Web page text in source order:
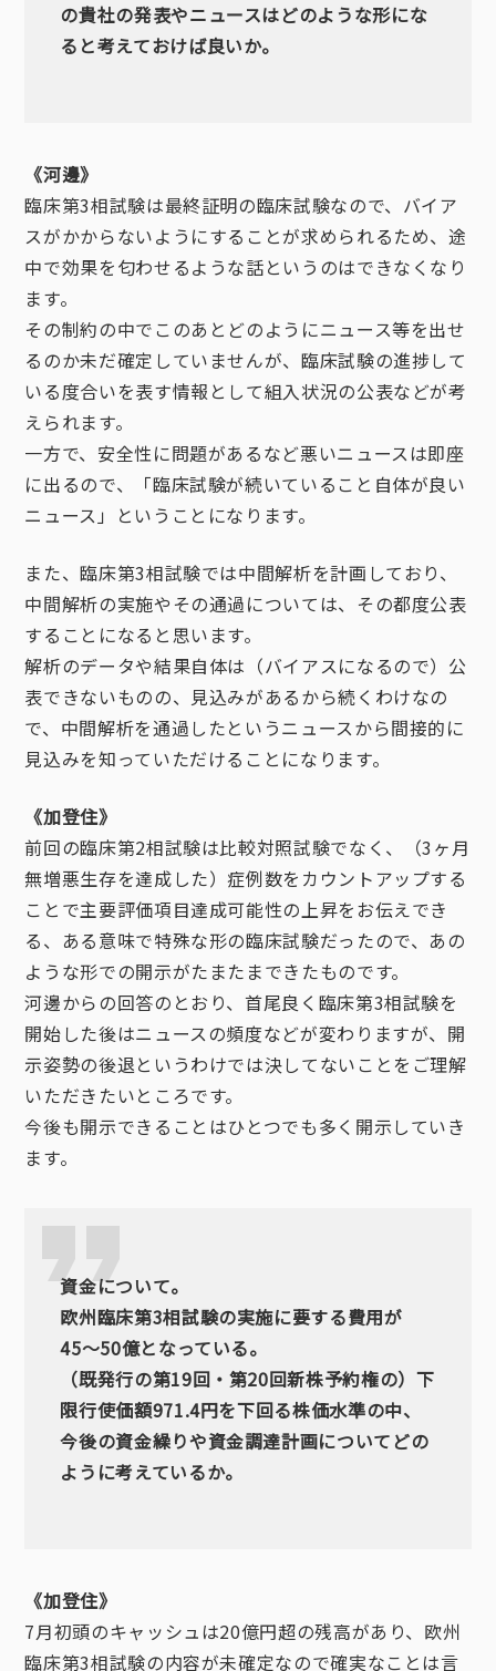
の貴社の発表やニュースはどのような形にな
ると考えておけば良いか。
《河邊》
臨床第3相試験は最終証明の臨床試験なので、バイア
スがかからないようにすることが求められるため、途
中で効果を匂わせるような話というのはできなくなり
ます。
その制約の中でこのあとどのようにニュース等を出せ
るのか未だ確定していませんが、臨床試験の進捗して
いる度合いを表す情報として組入状況の公表などが考
えられます。
一方で、安全性に問題があるなど悪いニュースは即座
に出るので、「臨床試験が続いていること自体が良い
ニュース」ということになります。
また、臨床第3相試験では中間解析を計画しており、
中間解析の実施やその通過については、その都度公表
することになると思います。
解析のデータや結果自体は（バイアスになるので）公
表できないものの、見込みがあるから続くわけなの
で、中間解析を通過したというニュースから間接的に
見込みを知っていただけることになります。
《加登住》
前回の臨床第2相試験は比較対照試験でなく、（3ヶ月
無増悪生存を達成した）症例数をカウントアップする
ことで主要評価項目達成可能性の上昇をお伝えでき
る、ある意味で特殊な形の臨床試験だったので、あの
ような形での開示がたまたまできたものです。
河邊からの回答のとおり、首尾良く臨床第3相試験を
開始した後はニュースの頻度などが変わりますが、開
示姿勢の後退というわけでは決してないことをご理解
いただきたいところです。
今後も開示できることはひとつでも多く開示していき
ます。
資金について。
欧州臨床第3相試験の実施に要する費用が
45〜50億となっている。
（既発行の第19回・第20回新株予約権の）下
限行使価額971.4円を下回る株価水準の中、
今後の資金繰りや資金調達計画についてどの
ように考えているか。
《加登住》
7月初頭のキャッシュは20億円超の残高があり、欧州
臨床第3相試験の内容が未確定なので確実なことは言